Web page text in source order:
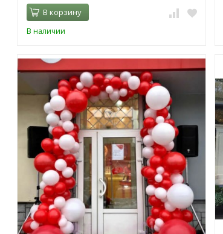
В корзину
В наличии